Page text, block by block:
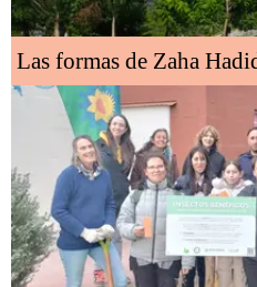
Las formas de Zaha